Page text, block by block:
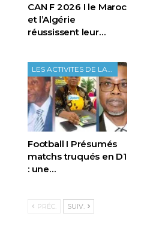
CAN F 2026 I le Maroc
et l’Algérie
réussissent leur…
Football I Présumés
matchs truqués en D1
: une…
PRÉC. SUIV.